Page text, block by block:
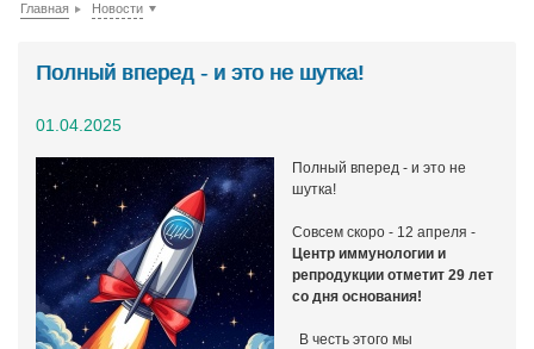
Главная Новости
Полный вперед - и это не шутка!
01.04.2025
Полный вперед - и это не
шутка!
Совсем скоро - 12 апреля -
Центр иммунологии и
репродукции отметит 29 лет
со дня основания!
В честь этого мы